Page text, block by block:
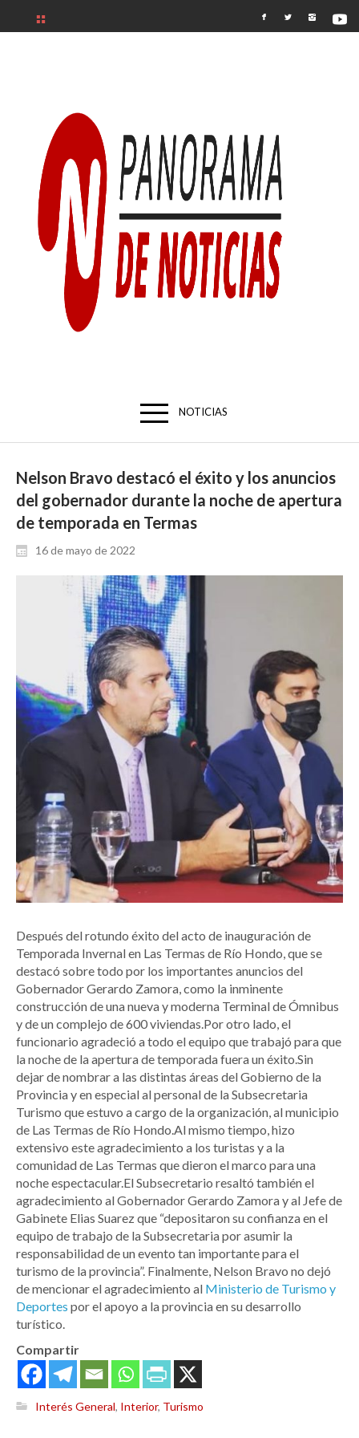
NOTICIAS
Nelson Bravo destacó el éxito y los anuncios
del gobernador durante la noche de apertura
de temporada en Termas
16 de mayo de 2022
Después del rotundo éxito del acto de inauguración de
Temporada Invernal en Las Termas de Río Hondo, que se
destacó sobre todo por los importantes anuncios del
Gobernador Gerardo Zamora, como la inminente
construcción de una nueva y moderna Terminal de Ómnibus
y de un complejo de 600 viviendas.Por otro lado, el
funcionario agradeció a todo el equipo que trabajó para que
la noche de la apertura de temporada fuera un éxito.Sin
dejar de nombrar a las distintas áreas del Gobierno de la
Provincia y en especial al personal de la Subsecretaria
Turismo que estuvo a cargo de la organización, al municipio
de Las Termas de Río Hondo.Al mismo tiempo, hizo
extensivo este agradecimiento a los turistas y a la
comunidad de Las Termas que dieron el marco para una
noche espectacular.El Subsecretario resaltó también el
agradecimiento al Gobernador Gerardo Zamora y al Jefe de
Gabinete Elias Suarez que “depositaron su confianza en el
equipo de trabajo de la Subsecretaria por asumir la
responsabilidad de un evento tan importante para el
turismo de la provincia”. Finalmente, Nelson Bravo no dejó
de mencionar el agradecimiento al Ministerio de Turismo y
Deportes por el apoyo a la provincia en su desarrollo
turístico.
Compartir
Interés General, Interior, Turismo